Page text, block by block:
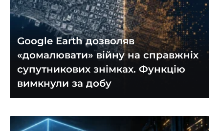
Google Earth дозволяв
«домалювати» війну на справжніх
супутникових знімках. Функцію
вимкнули за добу